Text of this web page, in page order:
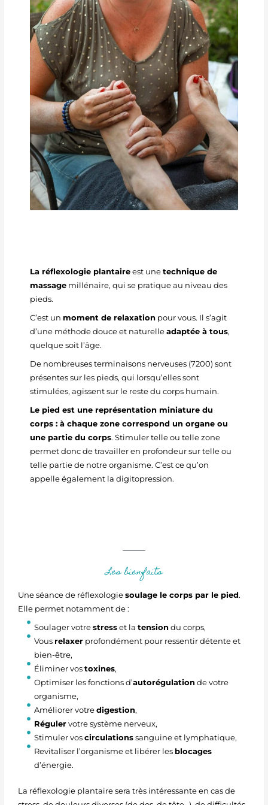
La réflexologie plantaireest une technique de
massagemillénaire, qui se pratique au niveau des
pieds.
C’est un moment de relaxationpour vous. Il s’agit
d’une méthode douce et naturelle adaptée à tous,
quelque soit l’âge.
De nombreuses terminaisons nerveuses (7200) sont
présentes sur les pieds, qui lorsqu’elles sont
stimulées, agissent sur le reste du corps humain.
Le pied est une représentation miniature du
corps : à chaque zone correspond un organe ou
une partie du corps. Stimuler telle ou telle zone
permet donc de travailler en profondeur sur telle ou
telle partie de notre organisme. C’est ce qu’on
appelle également la digitopression.
Les bienfaits
Une séance de réflexologie soulage le corps par le pied.
Elle permet notamment de :
Soulager votrestress et latension du corps,
Vous relaxer profondément pour ressentir détente et
bien-être,
Éliminer vostoxines,
Optimiser les fonctions d’autorégulation de votre
organisme,
Améliorer votredigestion,
Réguler votre système nerveux,
Stimuler voscirculations sanguine et lymphatique,
Revitaliser l’organisme et libérer les blocages
d’énergie.
La réflexologie plantaire sera très intéressante en cas de